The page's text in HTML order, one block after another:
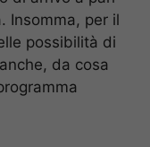
Insomma, per il
possibilità di
da cosa